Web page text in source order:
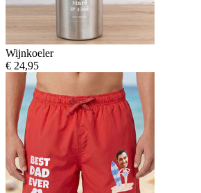
Wijnkoeler
€ 24,95